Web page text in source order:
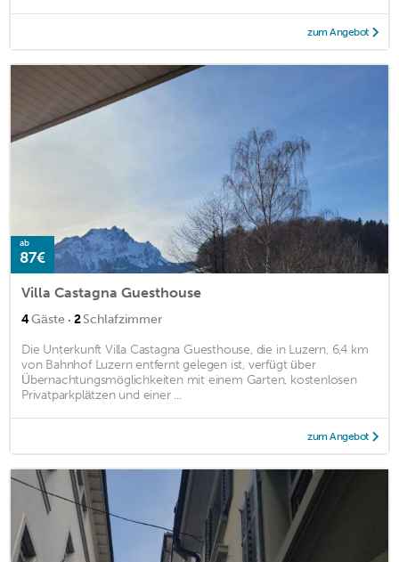
zum Angebot
ab
87€
Villa Castagna Guesthouse
4Gäste · 2Schlafzimmer
Die Unterkunft Villa Castagna Guesthouse, die in Luzern, 6,4 km
von Bahnhof Luzern entfernt gelegen ist, verfügt über
Übernachtungsmöglichkeiten mit einem Garten, kostenlosen
Privatparkplätzen und einer ...
zum Angebot